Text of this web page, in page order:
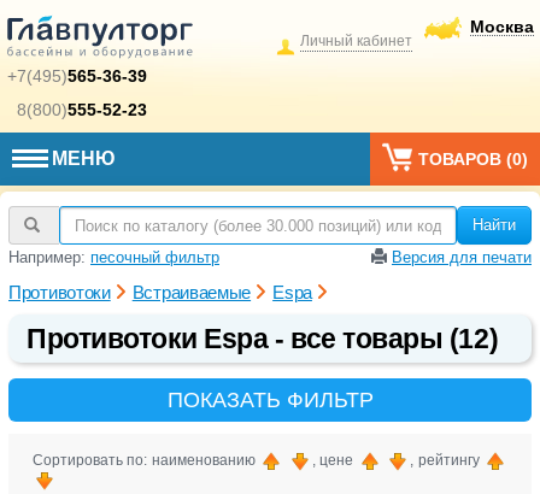
+7(495)565-36-39
8(800)555-52-23
Москва
Личный кабинет
МЕНЮ ТОВАРОВ (0)
Найти
Например: песочный фильтр Версия для печати
Противотоки Встраиваемые Espa
Противотоки Espa - все товары (12)
ПОКАЗАТЬ ФИЛЬТР
Сортировать по: наименованию , цене , рейтингу